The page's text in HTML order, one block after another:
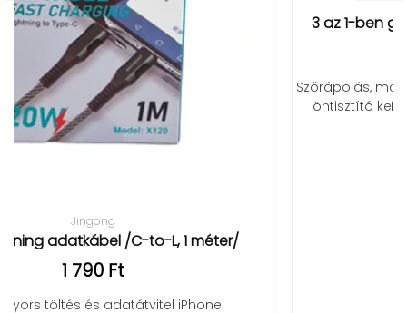
3 az 1-ben gőzölős kisállat fésű és masszírozó
Szőrápolás, masszázs és hidratálás egyben –
öntisztító kefénk minden kedvencednek tökéletes